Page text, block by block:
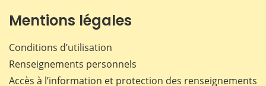
Mentions légales
Conditions d’utilisation
Renseignements personnels
Accès à l’information et protection des renseignements